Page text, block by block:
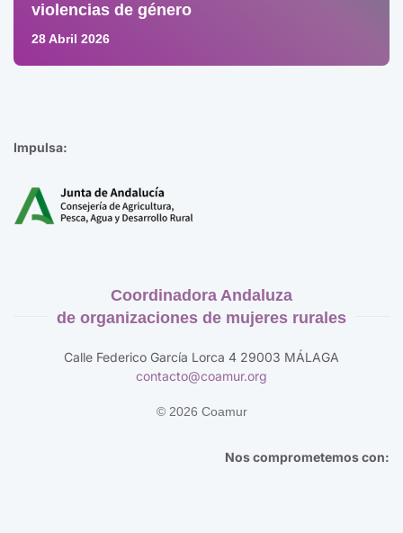
violencias de género
28 Abril 2026
Impulsa:
Coordinadora Andaluza
de organizaciones de mujeres rurales
Calle Federico García Lorca 4 29003 MÁLAGA
contacto@coamur.org
© 2026 Coamur
Nos comprometemos con: